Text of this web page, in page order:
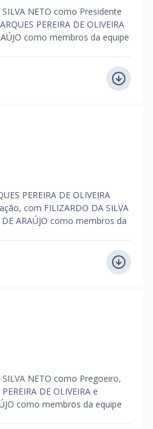
NETO como Presidente
PEREIRA DE OLIVEIRA
como membros da equipe
PEREIRA DE OLIVEIRA
com FILIZARDO DA SILVA
DE ARAÚJO como membros da
NETO como Pregoeiro,
DE OLIVEIRA e
como membros da equipe